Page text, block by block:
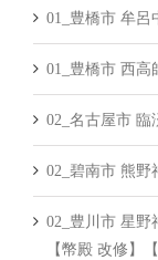
01_豊橋市 牟
01_豊橋市 西
02_名古屋市 臨
02_碧南市 熊野
02_豊川市 星野
【幣殿 改修】